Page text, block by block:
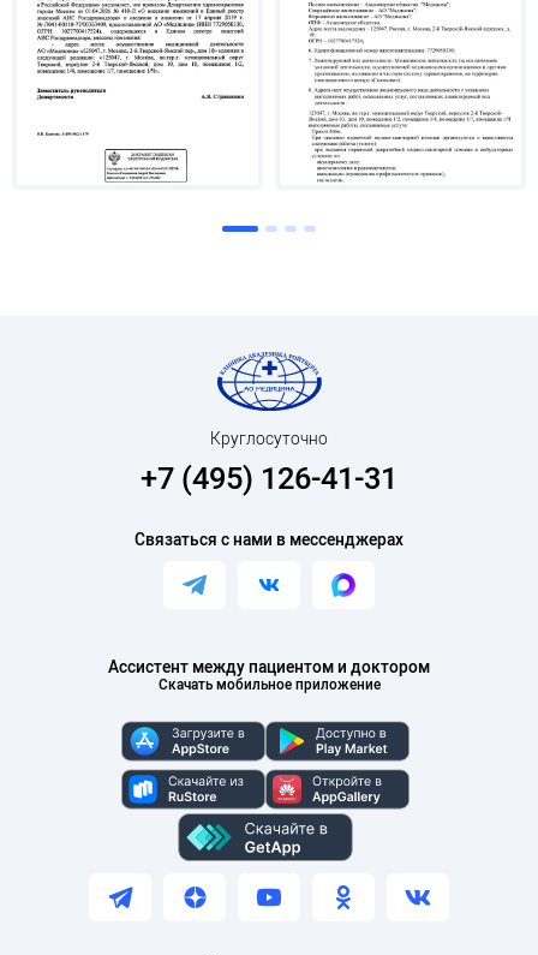
Ассистент между пациентом и доктором
Скачать мобильное приложение
Круглосуточно
+7 (495) 126-41-31
Связаться с нами в мессенджерах